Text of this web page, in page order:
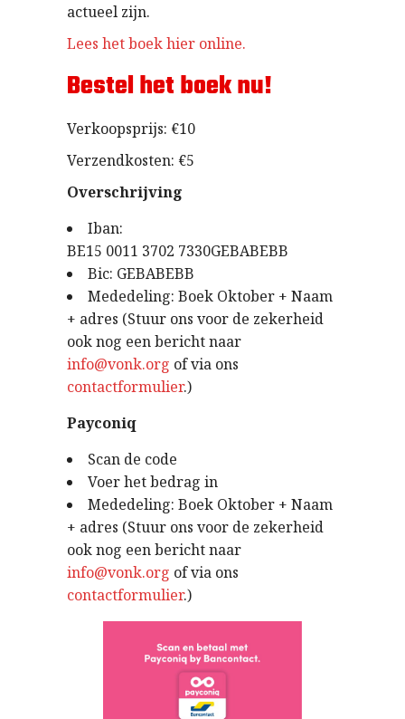
actueel zijn.
Lees het boek hier online.
Bestel het boek nu!
Verkoopsprijs: €10
Verzendkosten: €5
Overschrijving
Iban:
BE15 0011 3702 7330GEBABEBB
Bic: GEBABEBB
Mededeling: Boek Oktober + Naam
+ adres (Stuur ons voor de zekerheid
ook nog een bericht naar
info@vonk.org of via ons
contactformulier.)
Payconiq
Scan de code
Voer het bedrag in
Mededeling: Boek Oktober + Naam
+ adres (Stuur ons voor de zekerheid
ook nog een bericht naar
info@vonk.org of via ons
contactformulier.)